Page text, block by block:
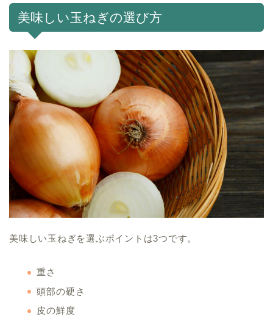
美味しい玉ねぎの選び方
美味しい玉ねぎを選ぶポイントは3つです。
重さ
頭部の硬さ
皮の鮮度